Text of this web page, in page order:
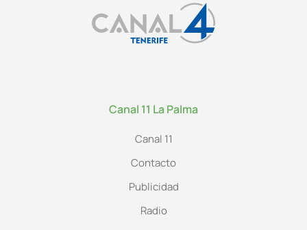
Canal 11 La Palma
Canal 11
Contacto
Publicidad
Radio